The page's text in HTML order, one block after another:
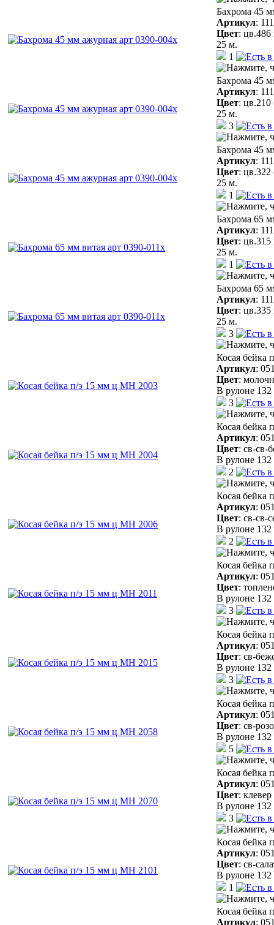
Бахрома 45
Артикул:
Цвет: цв.486
25 м.
1
Бахрома 45
Артикул:
Цвет: цв.210
25 м.
3
Бахрома 45
Артикул:
Цвет: цв.322
25 м.
1
Бахрома 65
Артикул:
Цвет: цв.315
25 м.
1
Бахрома 65
Артикул:
Цвет: цв.335
25 м.
3
Косая бейка
Артикул:
Цвет:
В рулоне
3
Косая бейка
Артикул:
Цвет: св-св-
В рулоне
2
Косая бейка
Артикул:
Цвет: св-св-
В рулоне
2
Косая бейка
Артикул:
Цвет:
В рулоне
3
Косая бейка
Артикул:
Цвет: св-
В рулоне
3
Косая бейка
Артикул:
Цвет: св-
В рулоне
5
Косая бейка
Артикул:
Цвет: клевер
В рулоне
3
Косая бейка
Артикул:
Цвет: св-
В рулоне
1
Косая бейка
Артикул: